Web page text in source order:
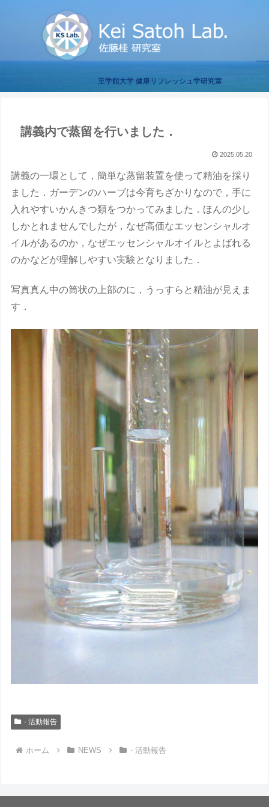
至学館大学 健康リフレッシュ学研究室
講義内で蒸留を行いました．
2025.05.20
講義の一環として，簡単な蒸留装置を使って精油を採り
ました．ガーデンのハーブは今育ちざかりなので，手に
入れやすいかんきつ類をつかってみました．ほんの少し
しかとれませんでしたが，なぜ高価なエッセンシャルオ
イルがあるのか，なぜエッセンシャルオイルとよばれる
のかなどが理解しやすい実験となりました．
写真真ん中の筒状の上部のに，うっすらと精油が見えま
す．
- 活動報告
ホーム NEWS - 活動報告